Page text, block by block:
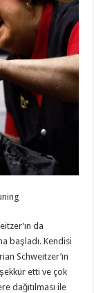
da
başladı. Kendisi
Schweitzer’ın
etti ve çok
dağıtılması ile